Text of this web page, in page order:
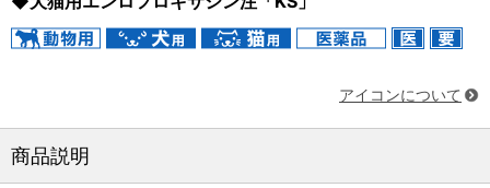
アイコンについて
商品説明